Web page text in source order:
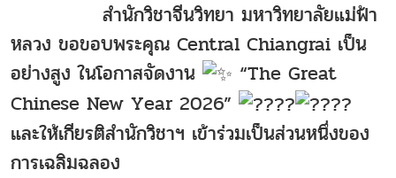
สำนักวิชาจีนวิทยา มหาวิทยาลัยแม่ฟ้า
หลวง ขอขอบพระคุณ Central Chiangrai เป็น
อย่างสูง ในโอกาสจัดงาน
“The Great
Chinese New Year 2026”
และให้เกียรติสำนักวิชาฯ เข้าร่วมเป็นส่วนหนึ่งของ
การเฉลิมฉลอง